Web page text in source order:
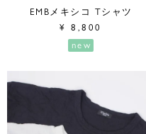
EMBメキシコ Tシャツ
¥ 8,800
new